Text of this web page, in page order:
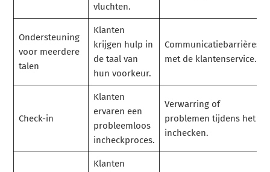
vluchten.
Ondersteuning
voor meerdere
talen
Klanten
krijgen hulp in
de taal van
hun voorkeur.
Communicatiebarrières
met de klantenservice.
Check-in
Klanten
ervaren een
probleemloos
incheckproces.
Verwarring of
problemen tijdens het
inchecken.
Klanten